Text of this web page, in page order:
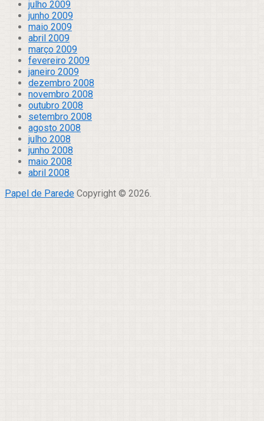
julho 2009
junho 2009
maio 2009
abril 2009
março 2009
fevereiro 2009
janeiro 2009
dezembro 2008
novembro 2008
outubro 2008
setembro 2008
agosto 2008
julho 2008
junho 2008
maio 2008
abril 2008
Papel de Parede Copyright © 2026.